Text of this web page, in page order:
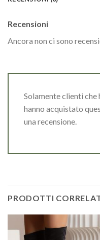
Recensioni
Ancora non ci sono
Solamente clienti
hanno acquistato
una recensione.
PRODOTTI